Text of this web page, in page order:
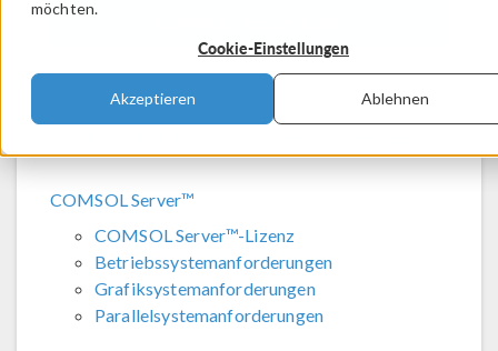
möchten.
Cookie-Einstellungen
Akzeptieren Ablehnen
COMSOL Server™
COMSOL Server™-Lizenz
Betriebssystemanforderungen
Grafiksystemanforderungen
Parallelsystemanforderungen